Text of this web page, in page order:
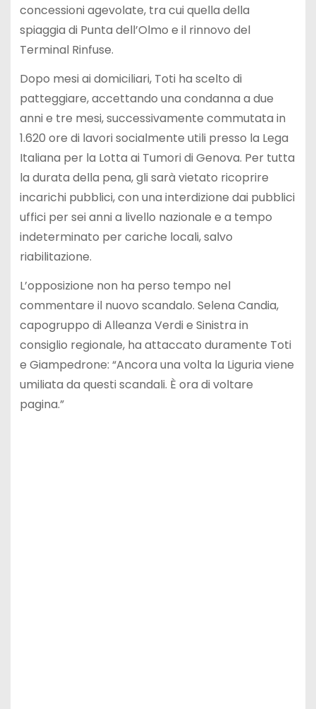
concessioni agevolate, tra cui quella della
spiaggia di Punta dell’Olmo e il rinnovo del
Terminal Rinfuse.
Dopo mesi ai domiciliari, Toti ha scelto di
patteggiare, accettando una condanna a due
anni e tre mesi, successivamente commutata in
1.620 ore di lavori socialmente utili presso la Lega
Italiana per la Lotta ai Tumori di Genova. Per tutta
la durata della pena, gli sarà vietato ricoprire
incarichi pubblici, con una interdizione dai pubblici
uffici per sei anni a livello nazionale e a tempo
indeterminato per cariche locali, salvo
riabilitazione.
L’opposizione non ha perso tempo nel
commentare il nuovo scandalo. Selena Candia,
capogruppo di Alleanza Verdi e Sinistra in
consiglio regionale, ha attaccato duramente Toti
e Giampedrone: “Ancora una volta la Liguria viene
umiliata da questi scandali. È ora di voltare
pagina.”